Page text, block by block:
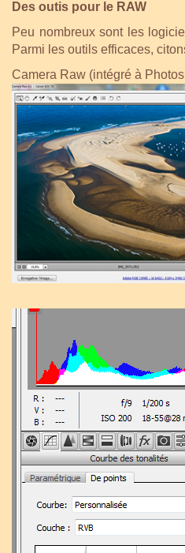
Des outis pour le RAW
Peu nombreux sont les
Parmi les outils efficaces,
Camera Raw (intégré à